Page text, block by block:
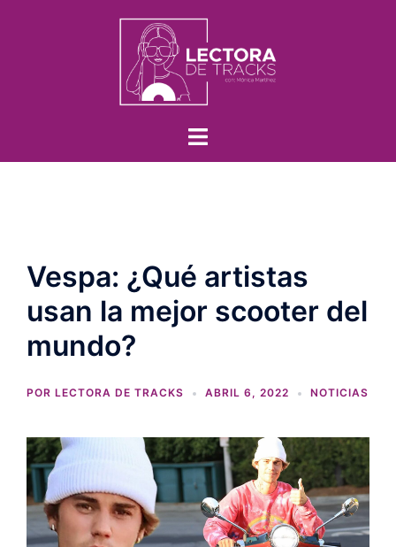
Vespa: ¿Qué artistas
usan la mejor scooter del
mundo?
POR LECTORA DE TRACKS ABRIL 6, 2022 NOTICIAS